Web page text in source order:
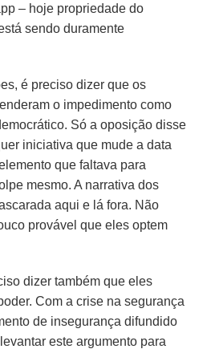
– hoje propriedade do
sendo duramente
é preciso dizer que os
o impedimento como
Só a oposição disse
iniciativa que mude a data
que faltava para
mesmo. A narrativa dos
aqui e lá fora. Não
provável que eles optem
dizer também que eles
Com a crise na segurança
de insegurança difundido
este argumento para